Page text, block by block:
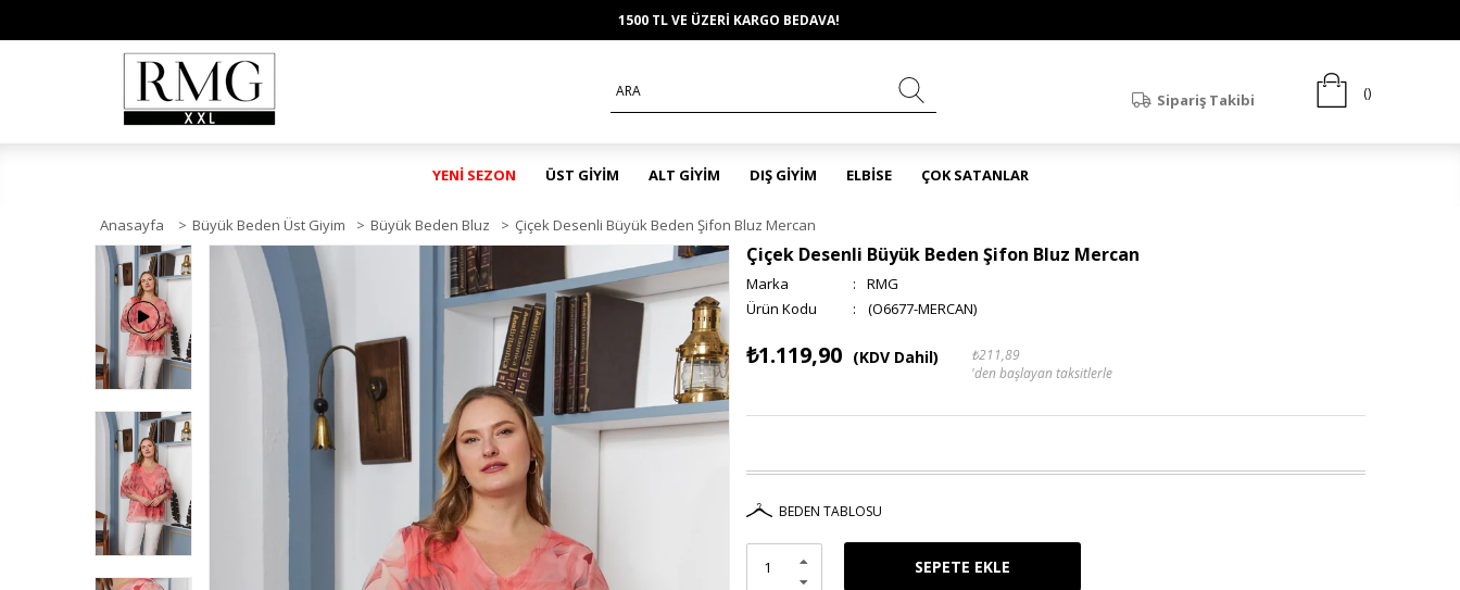
1500 TL VE ÜZERİ KARGO BEDAVA!
Sipariş Takibi
YENİ SEZON ÜST GİYİM ALT GİYİM DIŞ GİYİM ELBİSE ÇOK SATANLAR
Anasayfa > Büyük Beden Üst Giyim > Büyük Beden Bluz > Çiçek Desenli Büyük Beden Şifon Bluz Mercan
Çiçek Desenli Büyük Beden Şifon Bluz Mercan
Marka :
RMG
(O6677-MERCAN)
₺1.119,90 (KDV Dahil)
₺211,89
'den başlayan taksitlerle
BEDEN TABLOSU